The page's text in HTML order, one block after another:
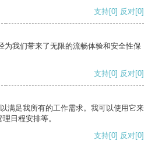
支持[0] 反对[0]
为我们带来了无限的流畅体验和安全性保
支持[0] 反对[0]
满足我所有的工作需求。我可以使用它来
日程安排等。
支持[0] 反对[0]